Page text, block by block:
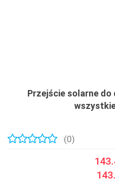
Przejście solarne do
(0)